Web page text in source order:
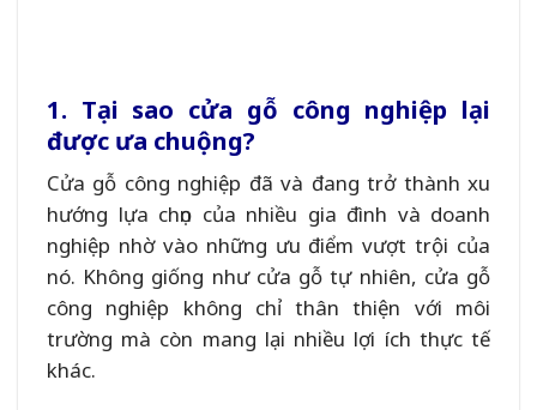
1. Tại sao cửa gỗ công nghiệp lại
được ưa chuộng?
Cửa gỗ công nghiệp đã và đang trở thành xu
hướng lựa chọn của nhiều gia đình và doanh
nghiệp nhờ vào những ưu điểm vượt trội của
nó. Không giống như cửa gỗ tự nhiên, cửa gỗ
công nghiệp không chỉ thân thiện với môi
trường mà còn mang lại nhiều lợi ích thực tế
khác.